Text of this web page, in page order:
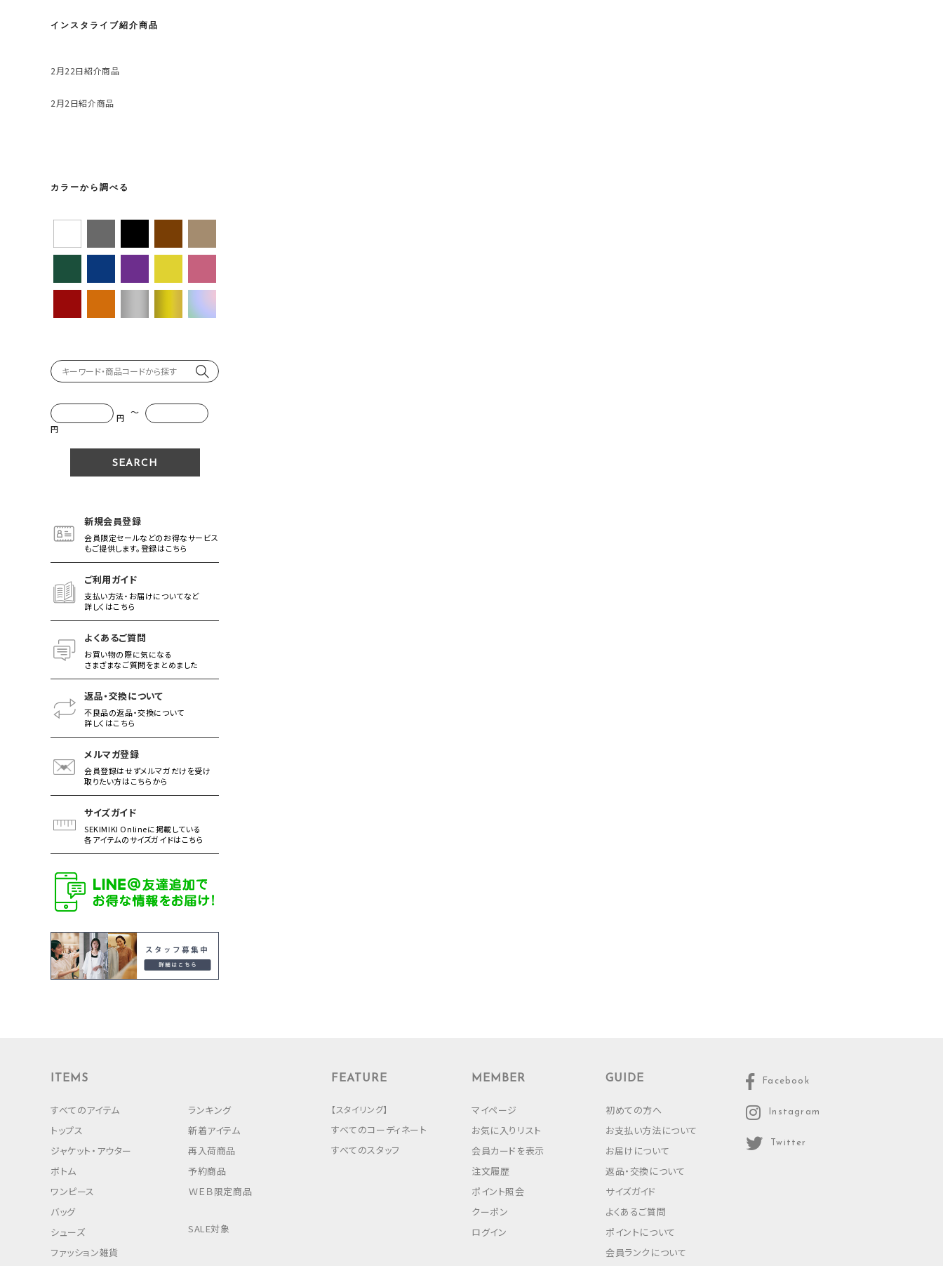
インスタライブ紹介商品
2月22日紹介商品
2月2日紹介商品
カラーから調べる
円 ～
円
新規会員登録
会員限定セールなどのお得なサービス
もご提供します。登録はこちら
ご利用ガイド
支払い方法・お届けについてなど
詳しくはこちら
よくあるご質問
お買い物の際に気になる
さまざまなご質問をまとめました
返品・交換について
不良品の返品・交換について
詳しくはこちら
メルマガ登録
会員登録はせずメルマガだけを受け
取りたい方はこちらから
サイズガイド
SEKIMIKI Onlineに掲載している
各アイテムのサイズガイドはこちら
ITEMS
すべてのアイテム
トップス
ジャケット・アウター
ボトム
ワンピース
バッグ
シューズ
ファッション雑貨
ランキング
新着アイテム
再入荷商品
予約商品
ＷＥＢ限定商品
SALE対象
FEATURE
【スタイリング】
すべてのコーディネート
すべてのスタッフ
MEMBER
マイページ
お気に入りリスト
会員カードを表示
注文履歴
ポイント照会
クーポン
ログイン
GUIDE
初めての方へ
お支払い方法について
お届けについて
返品・交換について
サイズガイド
よくあるご質問
ポイントについて
会員ランクについて
Facebook
Instagram
Twitter